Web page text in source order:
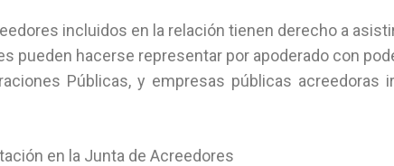
incluidos en la relación tienen derecho a
pueden hacerse representar por apoderado con
Públicas, y empresas públicas acreedoras
en la Junta de Acreedores